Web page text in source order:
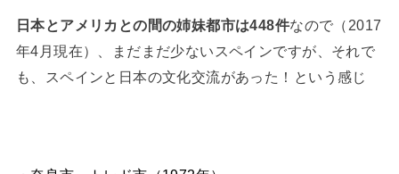
日本とアメリカとの間の姉妹都市は448件なので（2017
年4月現在）、まだまだ少ないスペインですが、それで
も、スペインと日本の文化交流があった！という感じ